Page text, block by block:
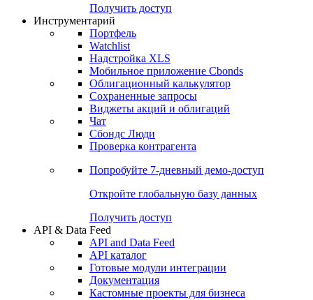
Получить доступ
Инструментарий
Портфель
Watchlist
Надстройка XLS
Мобильное приложение Cbonds
Облигационный калькулятор
Сохраненные запросы
Виджеты акций и облигаций
Чат
Сбондс Люди
Проверка контрагента
Попробуйте 7-дневный демо-доступ
Откройте глобальную базу данных
Получить доступ
API & Data Feed
API and Data Feed
API каталог
Готовые модули интеграции
Документация
Кастомные проекты для бизнеса